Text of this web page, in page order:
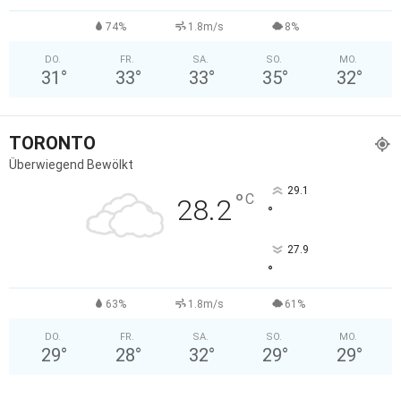
74% 1.8m/s 8%
DO.
31 °
FR.
33°
SA.
33°
SO.
35°
MO.
32°
TORONTO
Überwiegend Bewölkt
28.2°C 29.1
°
27.9
°
63% 1.8m/s 61%
DO.
29°
FR.
28°
SA.
32°
SO.
29°
MO.
29°